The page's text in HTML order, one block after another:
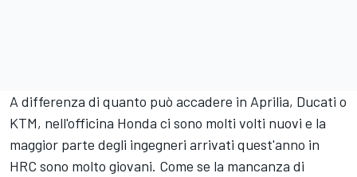
A differenza di quanto può accadere in Aprilia, Ducati o
KTM, nell'officina Honda ci sono molti volti nuovi e la
maggior parte degli ingegneri arrivati quest'anno in
HRC sono molto giovani. Come se la mancanza di